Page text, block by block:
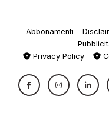
Abbonamenti
Privacy Policy